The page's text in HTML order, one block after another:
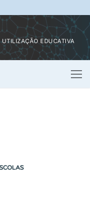
UTILIZAÇÃO EDUCATIVA